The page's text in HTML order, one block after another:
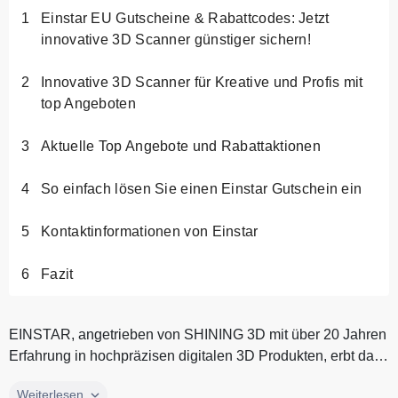
Einstar EU Gutscheine & Rabattcodes: Jetzt
innovative 3D Scanner günstiger sichern!
Innovative 3D Scanner für Kreative und Profis mit
top Angeboten
Aktuelle Top Angebote und Rabattaktionen
So einfach lösen Sie einen Einstar Gutschein ein
Kontaktinformationen von Einstar
Fazit
EINSTAR, angetrieben von SHINING 3D mit über 20 Jahren
Erfahrung in hochpräzisen digitalen 3D Produkten, erbt das
EINSTAR, angetrieben von SHINING 3D mit über 20 Jahren
Weiterlesen